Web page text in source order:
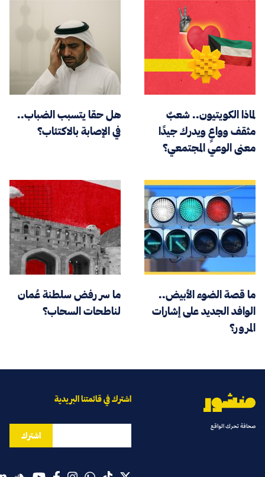
لماذا الكويتيون.. شعبٌ
مثقف وواعٍ ويدرك جيدًا
معنى الوعي المجتمعي؟
هل حقا يتسبب الضباب..
في الإصابة بالاكتئاب؟
ما قصة الضوء الأبيض..
الوافد الجديد على إشارات
المرور؟
ما سر رفض سلطنة عُمان
لناطحات السحاب؟
صحافة تحرك الواقع
اشترك في قائمتنا البريدية
اشترك